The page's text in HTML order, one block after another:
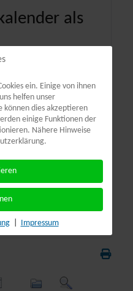
als
ein. Einige von ihnen
helfen unser
können dies akzeptieren
einige Funktionen der
Nähere Hinweise
Impressum